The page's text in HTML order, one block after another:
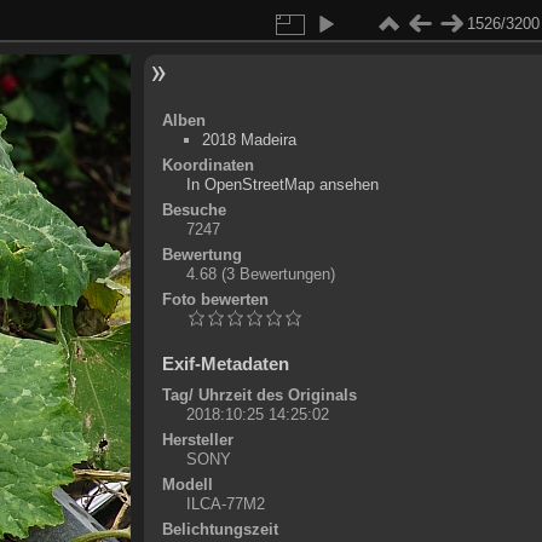
1526/3200
Alben
2018 Madeira
Koordinaten
+
-
In OpenStreetMap ansehen
Besuche
7247
Bewertung
4.68 (3 Bewertungen)
Foto bewerten
Exif-Metadaten
Tag/ Uhrzeit des Originals
2018:10:25 14:25:02
Hersteller
SONY
Modell
ILCA-77M2
Belichtungszeit